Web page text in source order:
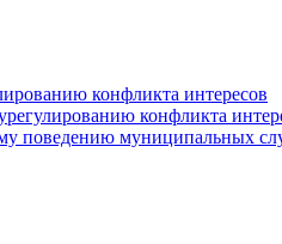
конфликта интересов
конфликта
поведению муниципальных